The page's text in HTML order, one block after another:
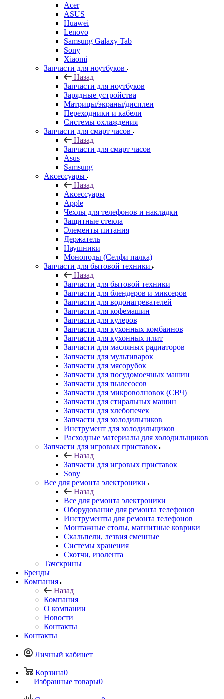
ASUS
Huawei
Lenovo
Samsung Galaxy Tab
Sony
Xiaomi
Запчасти для ноутбуков
Назад
Запчасти для ноутбуков
Зарядные устройства
Матрицы/экраны/дисплеи
Переходники и кабели
Системы охлаждения
Запчасти для смарт часов
Назад
Запчасти для смарт часов
Asus
Samsung
Аксессуары
Назад
Аксессуары
Apple
Чехлы для телефонов и накладки
Защитные стекла
Элементы питания
Держатель
Наушники
Моноподы (Селфи палка)
Запчасти для бытовой техники
Назад
Запчасти для бытовой техники
Запчасти для блендеров и миксеров
Запчасти для водонагревателей
Запчасти для кофемашин
Запчасти для кулеров
Запчасти для кухонных комбаинов
Запчасти для кухонных плит
Запчасти для масляных радиаторов
Запчасти для мультиварок
Запчасти для мясорубок
Запчасти для посудомоечных машин
Запчасти для пылесосов
Запчасти для микроволновок (СВЧ)
Запчасти для стиральных машин
Запчасти для хлебопечек
Запчасти для холодильников
Инструмент для холодильщиков
Расходные материалы для холодильщиков
Запчасти для игровых приставок
Назад
Запчасти для игровых приставок
Sony
Все для ремонта электроники
Назад
Все для ремонта электроники
Оборудование для ремонта телефонов
Инструменты для ремонта телефонов
Монтажные столы, магнитные коврики
Скальпели, лезвия сменные
Системы хранения
Скотчи, изолента
Тачскрины
Бренды
Компания
Назад
Компания
О компании
Новости
Контакты
Контакты
Избранные товары